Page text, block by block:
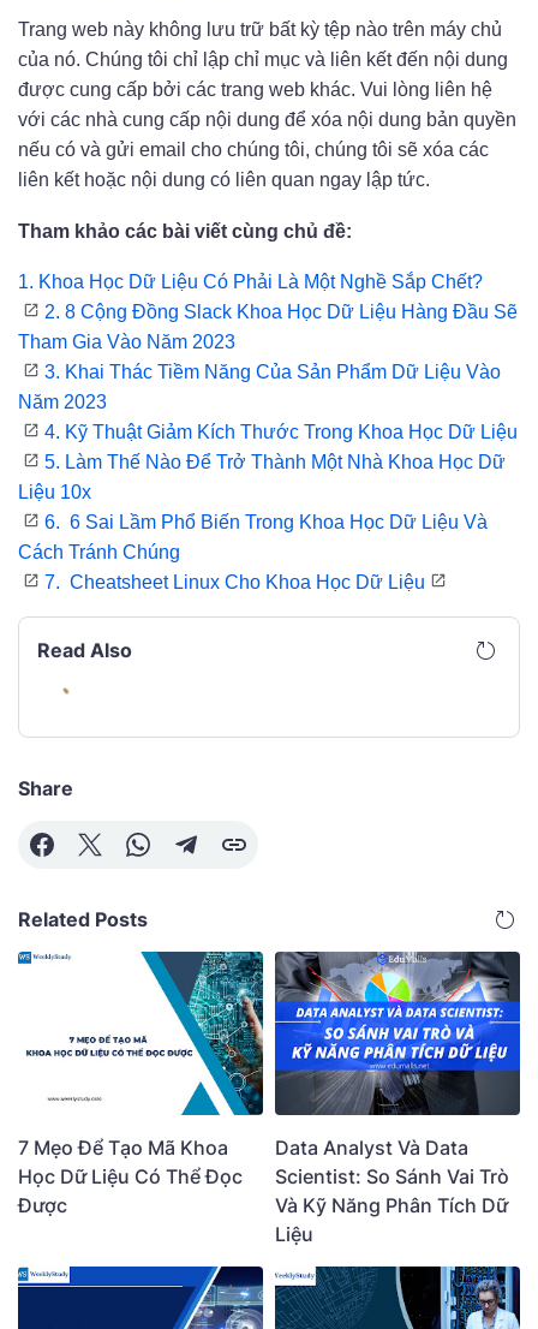
Trang web này không lưu trữ bất kỳ tệp nào trên máy chủ
của nó. Chúng tôi chỉ lập chỉ mục và liên kết đến nội dung
được cung cấp bởi các trang web khác. Vui lòng liên hệ
với các nhà cung cấp nội dung để xóa nội dung bản quyền
nếu có và gửi email cho chúng tôi, chúng tôi sẽ xóa các
liên kết hoặc nội dung có liên quan ngay lập tức.
Tham khảo các bài viết cùng chủ đề:
1. Khoa Học Dữ Liệu Có Phải Là Một Nghề Sắp Chết?
2. 8 Cộng Đồng Slack Khoa Học Dữ Liệu Hàng Đầu Sẽ
Tham Gia Vào Năm 2023
3. Khai Thác Tiềm Năng Của Sản Phẩm Dữ Liệu Vào
Năm 2023
4. Kỹ Thuật Giảm Kích Thước Trong Khoa Học Dữ Liệu
5. Làm Thế Nào Để Trở Thành Một Nhà Khoa Học Dữ
Liệu 10x
6. 6 Sai Lầm Phổ Biến Trong Khoa Học Dữ Liệu Và
Cách Tránh Chúng
7. Cheatsheet Linux Cho Khoa Học Dữ Liệu
Read Also
Share
Related Posts
7 Mẹo Để Tạo Mã Khoa
Học Dữ Liệu Có Thể Đọc
Được
Data Analyst Và Data
Scientist: So Sánh Vai Trò
Và Kỹ Năng Phân Tích Dữ
Liệu